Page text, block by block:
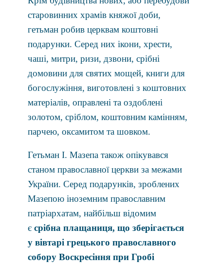
старовинних храмiв княжої доби,
гетьман робив церквам коштовні
подарунки. Серед них iкони, хрести,
чашi, митри, ризи, дзвони, срiбнi
домовини для святих мощей, книги для
богослужіння, виготовлені з коштовних
матеріалів, оправленi та оздобленi
золотом, срiблом, коштовним камiнням,
парчею, оксамитом та шовком.
Гетьман І. Мазепа також опiкувався
станом православної церкви за межами
України. Серед подарункiв, зроблених
Мазепою iноземним православним
патрiархатам, найбільш відомим
є срiбна плащаниця, що зберiгається
у вiвтарi грецького православного
собору Воскресіння при Гробi